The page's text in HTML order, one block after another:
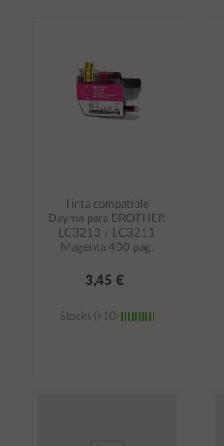
Tinta compatible
Dayma para BROTHER
LC3213 / LC3211
Magenta 400 pag.
3,45 €
Stocks (+10)